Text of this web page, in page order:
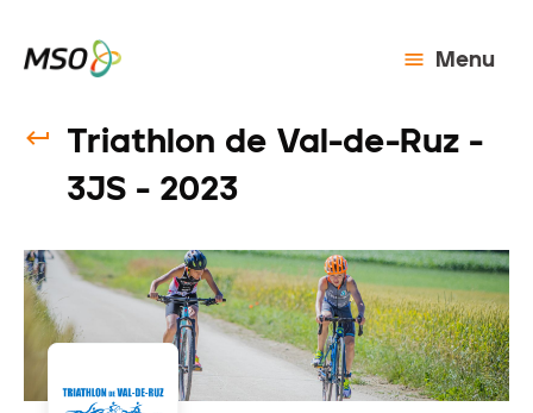
Menu
Triathlon de Val-de-Ruz -
3JS - 2023